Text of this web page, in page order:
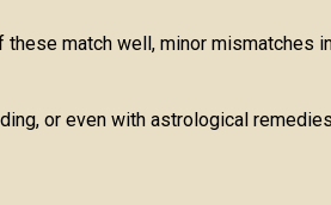
match well, minor mismatches
or even with astrological